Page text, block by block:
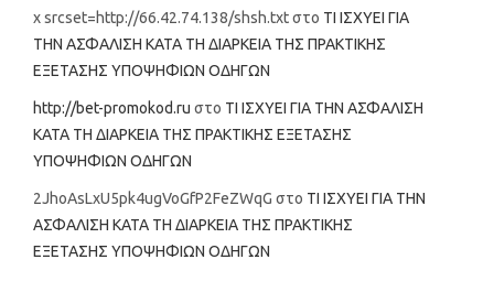
x srcset=http://66.42.74.138/shsh.txtστο ΤΙ ΙΣΧΥΕΙ ΓΙΑ
ΤΗΝ ΑΣΦΑΛΙΣΗ ΚΑΤΑ ΤΗ ΔΙΑΡΚΕΙΑ ΤΗΣ ΠΡΑΚΤΙΚΗΣ
ΕΞΕΤΑΣΗΣ ΥΠΟΨΗΦΙΩΝ ΟΔΗΓΩΝ
http://bet-promokod.ru στο ΤΙ ΙΣΧΥΕΙ ΓΙΑ ΤΗΝ ΑΣΦΑΛΙΣΗ
ΚΑΤΑ ΤΗ ΔΙΑΡΚΕΙΑ ΤΗΣ ΠΡΑΚΤΙΚΗΣ ΕΞΕΤΑΣΗΣ
ΥΠΟΨΗΦΙΩΝ ΟΔΗΓΩΝ
2JhoAsLxU5pk4ugVoGfP2FeZWqG στο ΤΙ ΙΣΧΥΕΙ ΓΙΑ ΤΗΝ
ΑΣΦΑΛΙΣΗ ΚΑΤΑ ΤΗ ΔΙΑΡΚΕΙΑ ΤΗΣ ΠΡΑΚΤΙΚΗΣ
ΕΞΕΤΑΣΗΣ ΥΠΟΨΗΦΙΩΝ ΟΔΗΓΩΝ